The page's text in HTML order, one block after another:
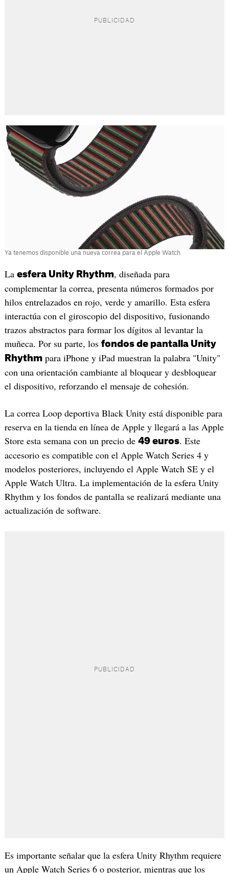
Ya tenemos disponible una nueva correa para el Apple Watch
La esfera Unity Rhythm, diseñada para
complementar la correa, presenta números formados por
hilos entrelazados en rojo, verde y amarillo. Esta esfera
interactúa con el giroscopio del dispositivo, fusionando
trazos abstractos para formar los dígitos al levantar la
muñeca. Por su parte, los fondos de pantalla Unity
Rhythmpara iPhone y iPad muestran la palabra "Unity"
con una orientación cambiante al bloquear y desbloquear
el dispositivo, reforzando el mensaje de cohesión.
La correa Loop deportiva Black Unity está disponible para
reserva en la tienda en línea de Apple y llegará a las Apple
Store esta semana con un precio de 49 euros. Este
accesorio es compatible con el Apple Watch Series 4 y
modelos posteriores, incluyendo el Apple Watch SE y el
Apple Watch Ultra. La implementación de la esfera Unity
Rhythm y los fondos de pantalla se realizará mediante una
actualización de software.
Es importante señalar que la esfera Unity Rhythm requiere
un Apple Watch Series 6 o posterior, mientras que los